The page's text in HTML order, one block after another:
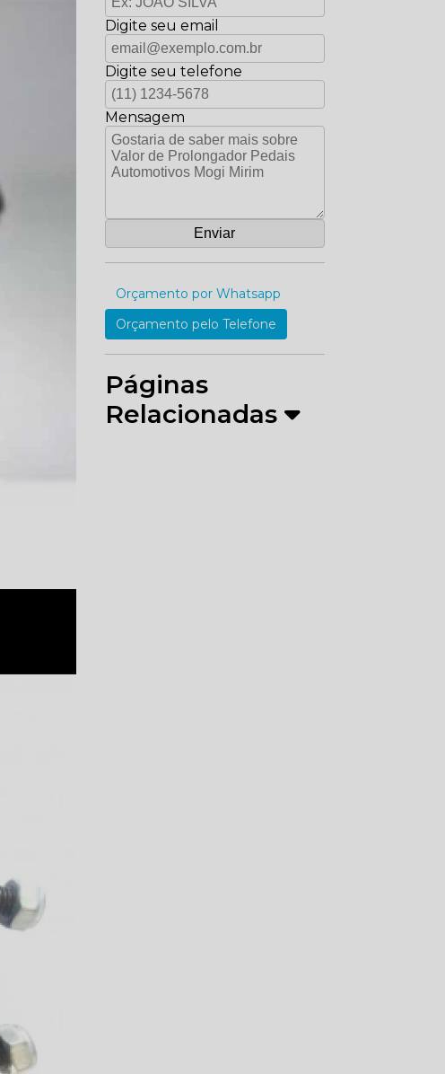
Digite seu email
Digite seu telefone
Mensagem
Orçamento por Whatsapp
Orçamento pelo Telefone
Páginas
Relacionadas